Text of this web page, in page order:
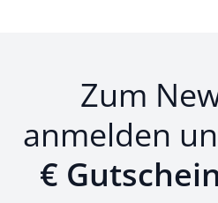
Zum
anmelden
€ Gutschein